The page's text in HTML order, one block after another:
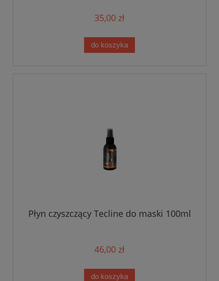
35,00 zł
do koszyka
Płyn czyszczący Tecline do maski 100ml
46,00 zł
do koszyka